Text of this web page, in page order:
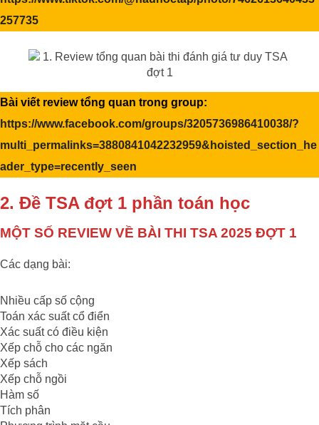
257735
Bài viết review tổng quan trong group:
https://www.facebook.com/groups/3205736986410038/?
multi_permalinks=3880841042232959&hoisted_section_he
ader_type=recently_seen
2. Đề TSA đợt 1 phần toán học
MỘT SỐ REVIEW VỀ BÀI THI TSA 2025 ĐỢT 1
Các dạng bài:
Nhiều cấp số cộng
Toán xác suất cổ điển
Xác suất có điều kiện
Xếp chỗ cho các ngăn
Xếp sách
Xếp chỗ ngồi
Hàm số
Tích phân